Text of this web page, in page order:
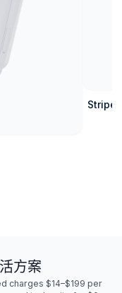
Stripe
方案
charges $14–$199 per